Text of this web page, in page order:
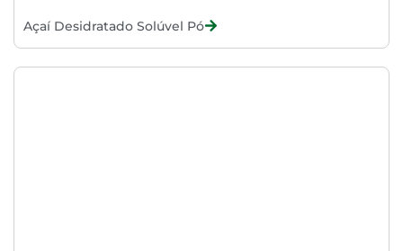
Açaí Desidratado Solúvel Pó